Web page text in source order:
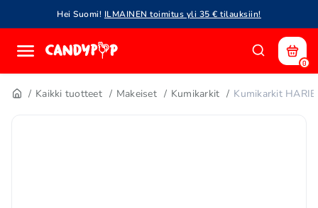
Hei Suomi! ILMAINEN toimitus yli 35 € tilauksiin!
0
Kaikki tuotteet Makeiset Kumikarkit Kumikarkit